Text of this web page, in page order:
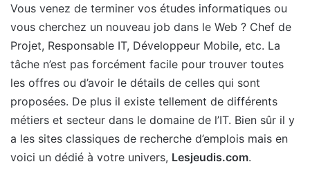
Vous venez de terminer vos études informatiques ou
vous cherchez un nouveau job dans le Web ? Chef de
Projet, Responsable IT, Développeur Mobile, etc. La
tâche n’est pas forcément facile pour trouver toutes
les offres ou d’avoir le détails de celles qui sont
proposées. De plus il existe tellement de différents
métiers et secteur dans le domaine de l’IT. Bien sûr il y
a les sites classiques de recherche d’emplois mais en
voici un dédié à votre univers, Lesjeudis.com.